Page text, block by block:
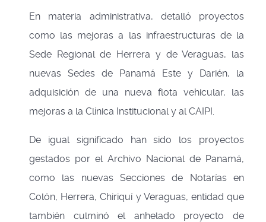
En materia administrativa, detalló proyectos
como las mejoras a las infraestructuras de la
Sede Regional de Herrera y de Veraguas, las
nuevas Sedes de Panamá Este y Darién, la
adquisición de una nueva flota vehicular, las
mejoras a la Clínica Institucional y al CAIPI.
De igual significado han sido los proyectos
gestados por el Archivo Nacional de Panamá,
como las nuevas Secciones de Notarías en
Colón, Herrera, Chiriquí y Veraguas, entidad que
también culminó el anhelado proyecto de